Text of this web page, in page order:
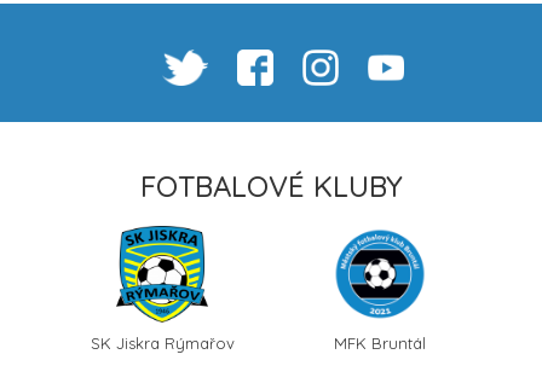
FOTBALOVÉ KLUBY
SK Jiskra Rýmařov MFK Bruntál